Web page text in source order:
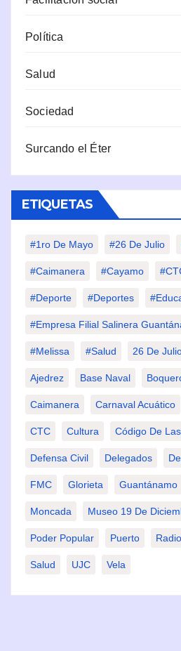
Política
Salud
Sociedad
Surcando el Éter
ETIQUETAS
#1ro De Mayo #26 De Julio
#Caimanera #Cayamo
#Deporte #deportes
#Empresa Filial Salinera
#Melissa #Salud 26 De
Ajedrez Base Naval
Caimanera Carnaval Acuático
CTC Cultura Código De
Defensa Civil Delegados
FMC Glorieta Guantánamo
Moncada Museo 19 De
Poder Popular Puerto
Salud UJC Vela